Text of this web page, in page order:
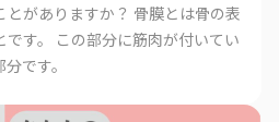
がありますか？ 骨膜とは骨の表
す。 この部分に筋肉が付いてい
です。